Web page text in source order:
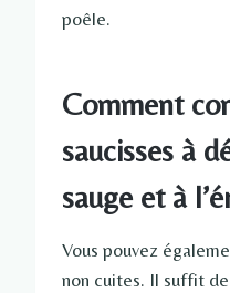
poêle.
Comment
saucisses à
sauge et à
Vous pouvez
non cuites. Il suffit